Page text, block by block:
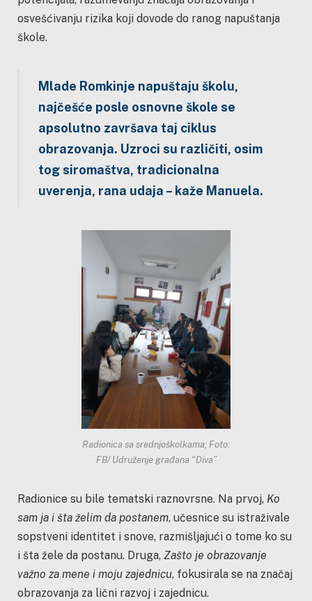
osvešćivanju rizika koji dovode do ranog napuštanja
škole.
Mlade Romkinje napuštaju školu,
najčešće posle osnovne škole se
apsolutno završava taj ciklus
obrazovanja. Uzroci su različiti, osim
tog siromaštva, tradicionalna
uverenja, rana udaja – kaže Manuela.
Radionica sa srednjoškolkama; Foto:
FB/ Udruženje građana “Diva”
Radionice su bile tematski raznovrsne. Na prvoj, Ko
sam ja i šta želim da postanem, učesnice su istraživale
sopstveni identitet i snove, razmišljajući o tome ko su
i šta žele da postanu. Druga, Zašto je obrazovanje
važno za mene i moju zajednicu, fokusirala se na značaj
obrazovanja za lični razvoj i zajednicu.